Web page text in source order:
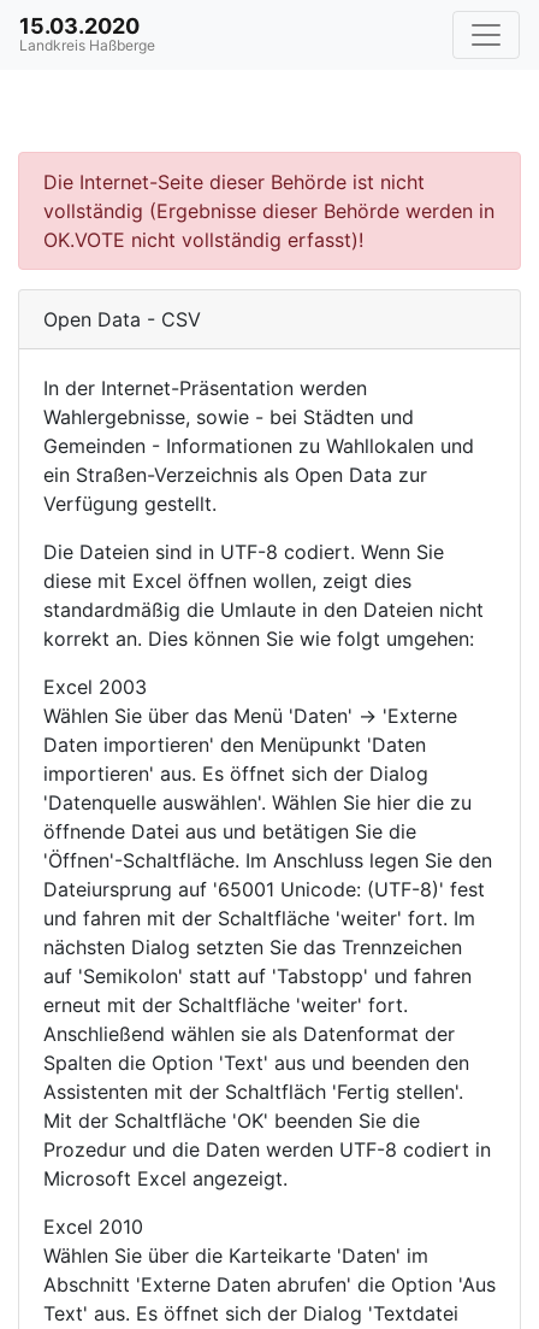
15.03.2020
Landkreis Haßberge
Die Internet-Seite dieser Behörde ist nicht
vollständig (Ergebnisse dieser Behörde werden in
OK.VOTE nicht vollständig erfasst)!
Open Data - CSV
In der Internet-Präsentation werden
Wahlergebnisse, sowie - bei Städten und
Gemeinden - Informationen zu Wahllokalen und
ein Straßen-Verzeichnis als Open Data zur
Verfügung gestellt.
Die Dateien sind in UTF-8 codiert. Wenn Sie
diese mit Excel öffnen wollen, zeigt dies
standardmäßig die Umlaute in den Dateien nicht
korrekt an. Dies können Sie wie folgt umgehen:
Excel 2003
Wählen Sie über das Menü 'Daten' -> 'Externe
Daten importieren' den Menüpunkt 'Daten
importieren' aus. Es öffnet sich der Dialog
'Datenquelle auswählen'. Wählen Sie hier die zu
öffnende Datei aus und betätigen Sie die
'Öffnen'-Schaltfläche. Im Anschluss legen Sie den
Dateiursprung auf '65001 Unicode: (UTF-8)' fest
und fahren mit der Schaltfläche 'weiter' fort. Im
nächsten Dialog setzten Sie das Trennzeichen
auf 'Semikolon' statt auf 'Tabstopp' und fahren
erneut mit der Schaltfläche 'weiter' fort.
Anschließend wählen sie als Datenformat der
Spalten die Option 'Text' aus und beenden den
Assistenten mit der Schaltfläch 'Fertig stellen'.
Mit der Schaltfläche 'OK' beenden Sie die
Prozedur und die Daten werden UTF-8 codiert in
Microsoft Excel angezeigt.
Excel 2010
Wählen Sie über die Karteikarte 'Daten' im
Abschnitt 'Externe Daten abrufen' die Option 'Aus
Text' aus. Es öffnet sich der Dialog 'Textdatei